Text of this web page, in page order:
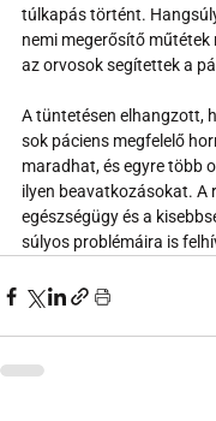
túlkapás történt.
nemi megerősítő műtétek
az orvosok segítettek a
A tüntetésen elhangzott,
sok páciens megfelelő
maradhat, és egyre több
ilyen beavatkozásokat. A
egészségügy és a
súlyos problémáira is